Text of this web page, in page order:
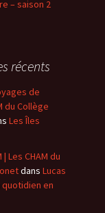
– saison 2
récents
de
du Collège
Les Îles
| Les CHAM du
dans Lucas
en